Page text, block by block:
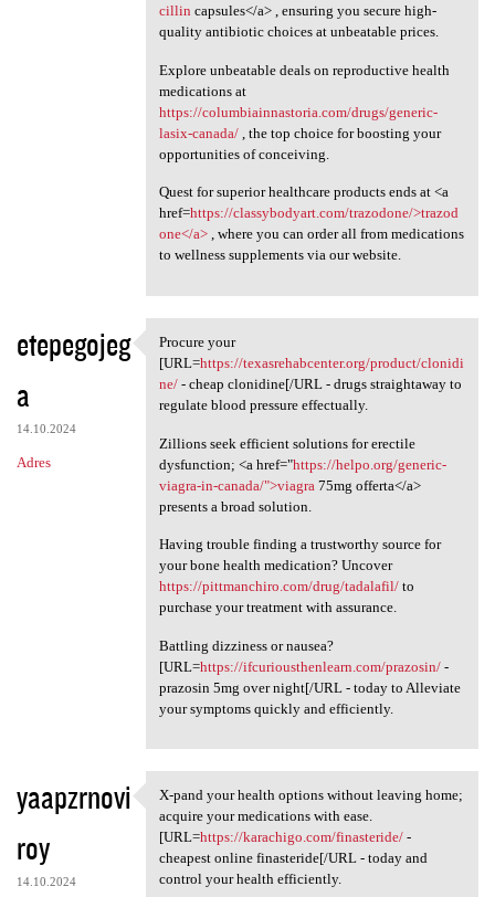
cillin capsules</a> , ensuring you secure high-
quality antibiotic choices at unbeatable prices.
Explore unbeatable deals on reproductive health
medications at
https://columbiainnastoria.com/drugs/generic-
lasix-canada/, the top choice for boosting your
opportunities of conceiving.
Quest for superior healthcare products ends at <a
href=https://classybodyart.com/trazodone/>trazod
one</a>, where you can order all from medications
to wellness supplements via our website.
etepegojeg
a
14.10.2024
Adres
Procure your [URL=https:/
Procure your
[URL=https://texasrehabcenter.org/product/clonidi
ne/- cheap clonidine[/URL - drugs straightaway to
regulate blood pressure effectually.
Zillions seek efficient solutions for erectile
dysfunction; <a href="https://helpo.org/generic-
viagra-in-canada/">viagra 75mg offerta</a>
presents a broad solution.
Having trouble finding a trustworthy source for
your bone health medication? Uncover
https://pittmanchiro.com/drug/tadalafil/to
purchase your treatment with assurance.
Battling dizziness or nausea?
[URL=https://ifcuriousthenlearn.com/prazosin/-
prazosin 5mg over night[/URL - today to Alleviate
your symptoms quickly and efficiently.
yaapzrnovi
roy
14.10.2024
X-pand your health options
X-pand your health options without leaving home;
acquire your medications with ease.
[URL=https://karachigo.com/finasteride/-
cheapest online finasteride[/URL - today and
control your health efficiently.